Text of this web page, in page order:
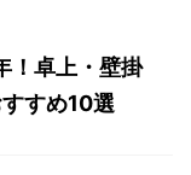
！卓上・壁掛
すめ10選